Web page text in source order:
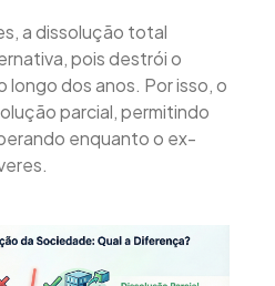
a dissolução total
pois destrói o
dos anos. Por isso, o
parcial, permitindo
enquanto o ex-